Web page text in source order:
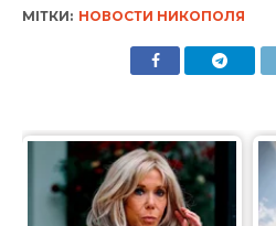
МІТКИ: НОВОСТИ НИКОПОЛЯ